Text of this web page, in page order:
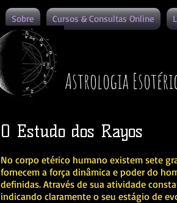
Astrologia
Sobre Cursos & Consultas Online
O Estudo dos Rayos
No corpo etérico humano existem sete
fornecem a força dinâmica e poder do
definidas. Através de sua atividade
indicando claramente o seu estágio de